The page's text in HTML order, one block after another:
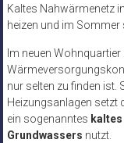
Kaltes Nahwärmenetz
heizen und im Sommer
Im neuen Wohnquartier
nur selten zu finden ist.
Heizungsanlagen setzt
ein sogenanntes
Grundwassers nutzt.